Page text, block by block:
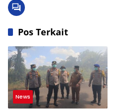
Pos Terkait
News